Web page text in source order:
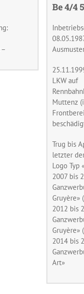
Be 4/4
LKW auf
Muttenz
Trug bis
letzter
Logo Typ
2007 bis
Gruyère»
2012 bis
Gruyère»
2014 bis
Art»